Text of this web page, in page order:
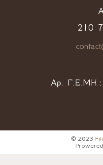
210
Αρ. Γ.Ε.ΜΗ.:
© 2023